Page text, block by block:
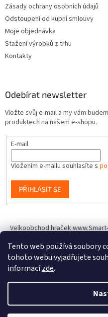
Tento web používá soubory
tohoto webu vyjadřujete
informacízde.
Zásady ochrany osobních údajů
Odstoupení od kupní smlouvy
Moje objednávka
Stažení výrobků z trhu
Kontakty
Odebírat newsletter
Vložte svůj e-mail a my vám
produktech na našem e-shopu.
E-mail
Vložením e-mailu souhlasíte s
PŘIHLÁSIT SE
Velkoobchod hraček